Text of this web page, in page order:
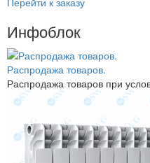
Инфоблок
Распродажа товаров.
Распродажа товаров при